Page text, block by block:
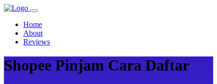
Home
About
Reviews
Shopee Pinjam Cara Daftar